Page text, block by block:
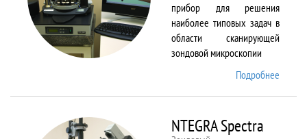
прибор для решения
наиболее типовых задач в
области сканирующей
зондовой микроскопии
Подробнее
NTEGRA Spectra